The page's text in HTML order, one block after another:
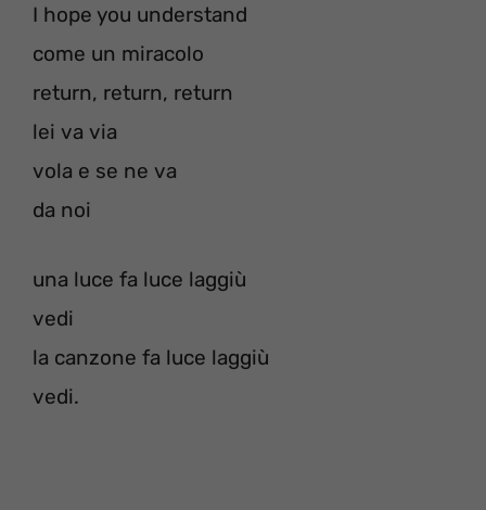
I hope you understand
come un miracolo
return, return, return
lei va via
vola e se ne va
da noi
una luce fa luce laggiù
vedi
la canzone fa luce laggiù
vedi.